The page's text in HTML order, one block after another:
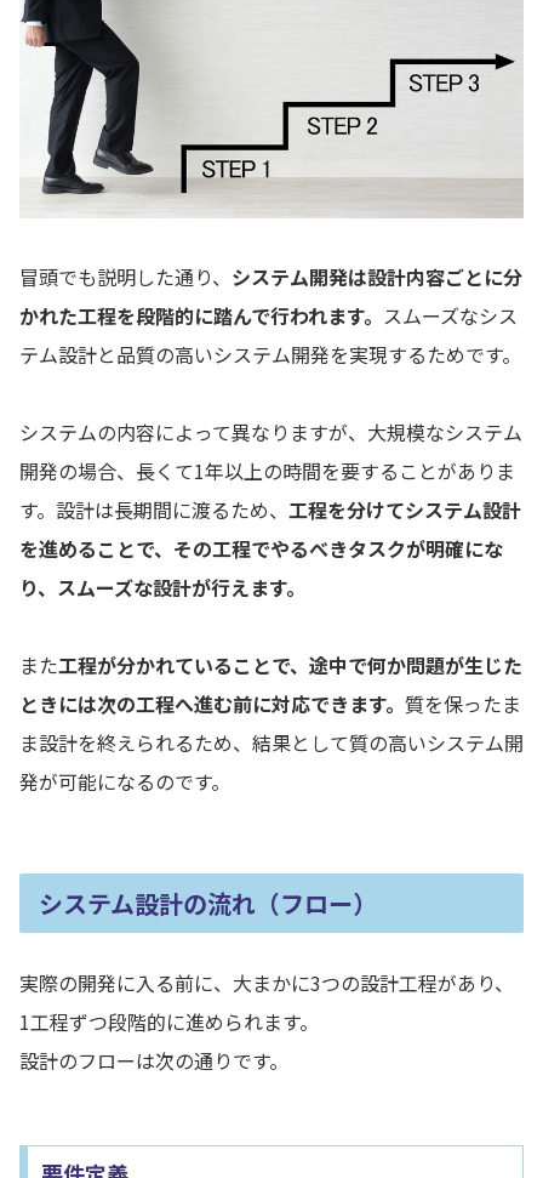
冒頭でも説明した通り、 システム開発は設計内容ごとに分
かれた工程を段階的に踏んで行われます。 スムーズなシス
テム設計と品質の高いシステム開発を実現するためです。
システムの内容によって異なりますが、大規模なシステム
開発の場合、長くて1年以上の時間を要することがありま
す。設計は長期間に渡るため、 工程を分けてシステム設計
を進めることで、その工程でやるべきタスクが明確にな
り、スムーズな設計が行えます。
また工程が分かれていることで、途中で何か問題が生じた
ときには次の工程へ進む前に対応できます。 質を保ったま
ま設計を終えられるため、結果として質の高いシステム開
発が可能になるのです。
システム設計の流れ（フロー）
実際の開発に入る前に、大まかに3つの設計工程があり、
1工程ずつ段階的に進められます。
設計のフローは次の通りです。